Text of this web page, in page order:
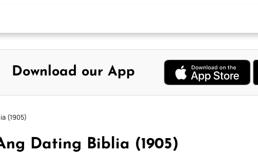
Download our App
(1905)
Dating Biblia (1905)